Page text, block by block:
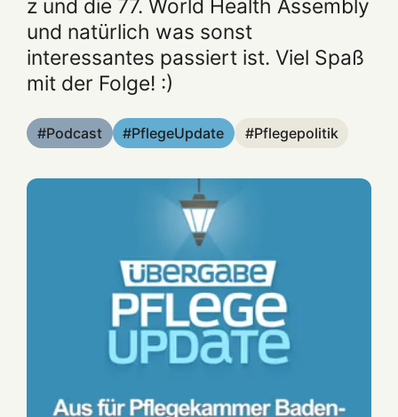
z und die 77. World Health Assembly
und natürlich was sonst
interessantes passiert ist. Viel Spaß
mit der Folge! :)
Podcast PflegeUpdate Pflegepolitik